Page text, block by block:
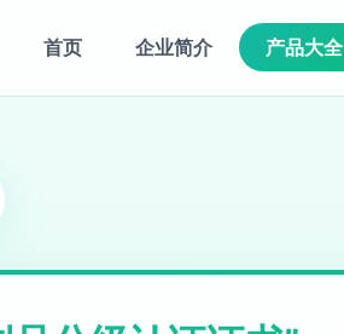
首页 企业简介 产品大全